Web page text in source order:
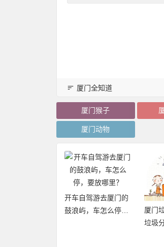
厦门全知道
厦门猴子
厦门动物
开车自驾游去厦门的
鼓浪屿，车怎么停，
厦门
垃圾